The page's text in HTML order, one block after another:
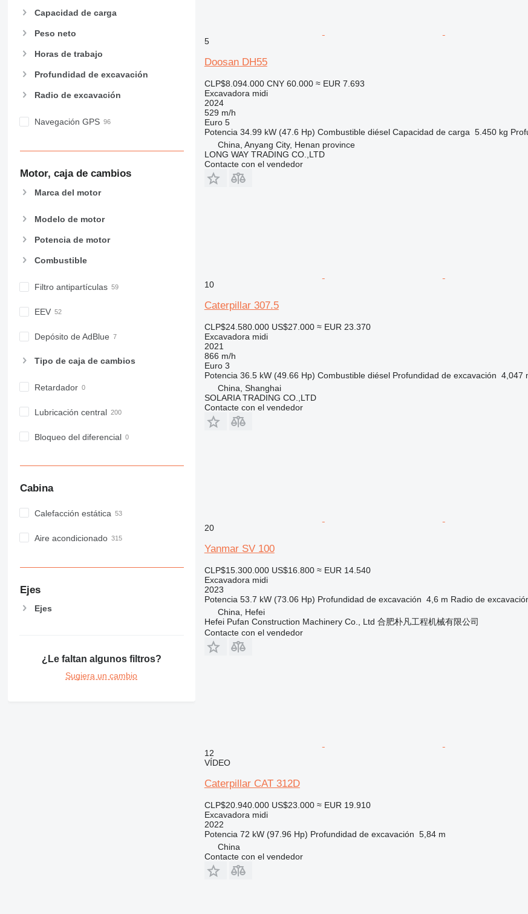
Capacidad de carga
Peso neto
Horas de trabajo
Profundidad de excavación
Radio de excavación
Navegación GPS
Motor, caja de cambios
Marca del motor
Modelo de motor
Potencia de motor
Combustible
Filtro antipartículas
EEV
Depósito de AdBlue
Tipo de caja de cambios
Retardador
Lubricación central
Bloqueo del diferencial
Cabina
Calefacción estática
Aire acondicionado
Ejes
Ejes
¿Le faltan algunos filtros?
Sugiera un cambio
5
Doosan DH55
CLP$8.094.000 CNY 60.000 ≈ EUR 7.693
Excavadora midi
2024
529 m/h
Euro 5
Potencia 34.99 kW (47.6 Hp) Combustible diésel Capacidad de carga 5.450 kg
China, Anyang City, Henan province
LONG WAY TRADING CO.,LTD
Contacte con el vendedor
10
Caterpillar 307.5
CLP$24.580.000 US$27.000 ≈ EUR 23.370
Excavadora midi
2021
866 m/h
Euro 3
Potencia 36.5 kW (49.66 Hp) Combustible diésel Profundidad de excavación 4,047
China, Shanghai
SOLARIA TRADING CO.,LTD
Contacte con el vendedor
20
Yanmar SV 100
CLP$15.300.000 US$16.800 ≈ EUR 14.540
Excavadora midi
2023
Potencia 53.7 kW (73.06 Hp) Profundidad de excavación 4,6 m Radio de
China, Hefei
Hefei Pufan Construction Machinery Co., Ltd 合肥朴凡工程机械有限公司
Contacte con el vendedor
12
VÍDEO
Caterpillar CAT 312D
CLP$20.940.000 US$23.000 ≈ EUR 19.910
Excavadora midi
2022
Potencia 72 kW (97.96 Hp) Profundidad de excavación 5,84 m
China
Contacte con el vendedor